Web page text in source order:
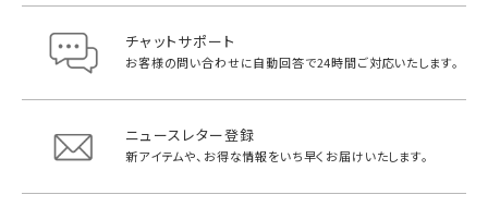
チャットサポート
お客様の問い合わせに自動回答で24時間ご対応いたします。
ニュースレター登録
新アイテムや、お得な情報をいち早く お届けいたします。